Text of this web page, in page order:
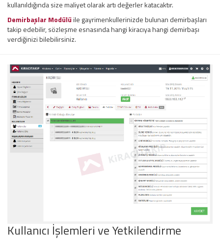
kullanıldığında size maliyet olarak artı değerler katacaktır.
Demirbaşlar Modülüile gayrimenkullerinizde bulunan demirbaşları
takip edebilir, sözleşme esnasında hangi kiracıya hangi demirbaşı
verdiğinizi bilebilirsiniz.
Kullanıcı İşlemleri ve Yetkilendirme